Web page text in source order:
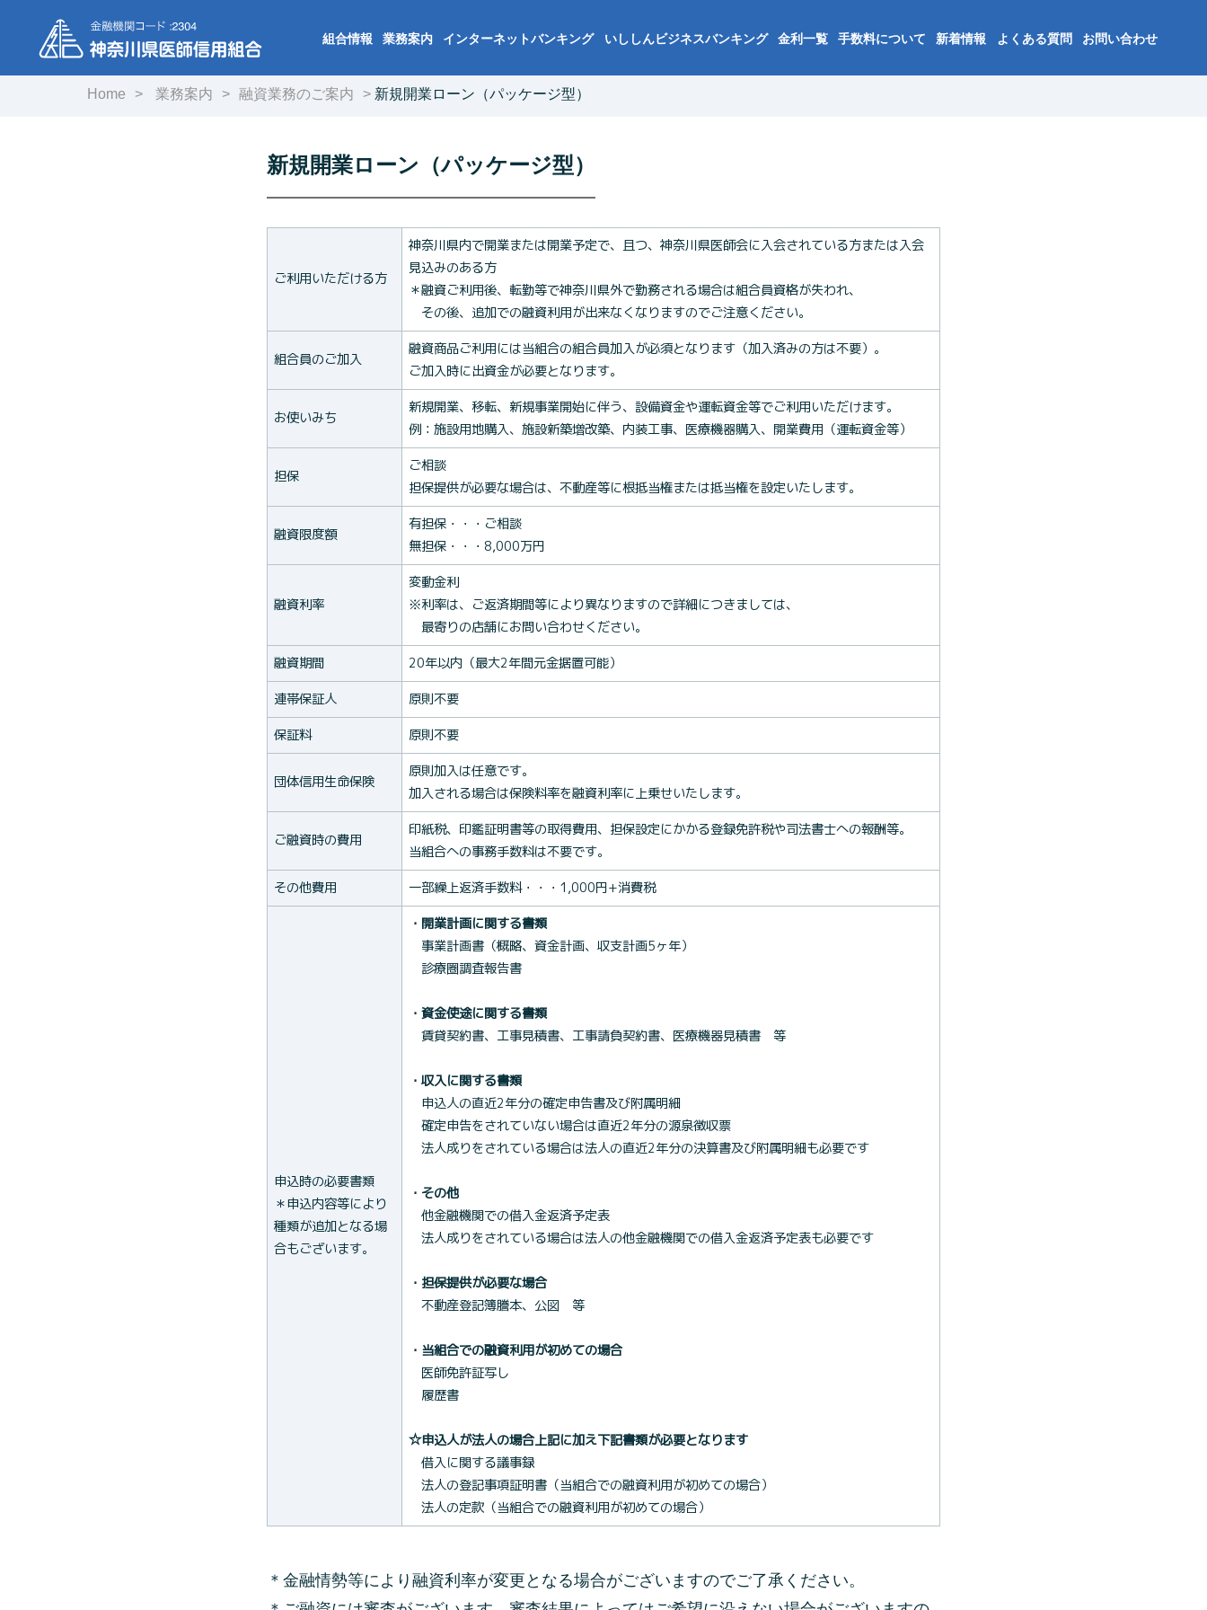
組合情報 業務案内 インターネットバンキング いししんビジネスバンキング 金利一覧 手数料について 新着情報 よくある質問 お問い合わせ
Home 業務案内 融資業務のご案内 新規開業ローン（パッケージ型）
新規開業ローン（パッケージ型）
ご利用いただける方
神奈川県内で開業または開業予定で、且つ、神奈川県医師会に入会されている方または入会
見込みのある方
＊融資ご利用後、転勤等で神奈川県外で勤務される場合は組合員資格が失われ、
その後、追加での融資利用が出来なくなりますのでご注意ください。
組合員のご加入
融資商品ご利用には当組合の組合員加入が必須となります（加入済みの方は不要）。
ご加入時に出資金が必要となります。
お使いみち
新規開業、移転、新規事業開始に伴う、設備資金や運転資金等でご利用いただけます。
例：施設用地購入、施設新築増改築、内装工事、医療機器購入、開業費用（運転資金等）
担保
ご相談
担保提供が必要な場合は、不動産等に根抵当権または抵当権を設定いたします。
融資限度額
有担保・・・ご相談
無担保・・・8,000万円
融資利率
変動金利
※利率は、ご返済期間等により異なりますので詳細につきましては、
最寄りの店舗にお問い合わせください。
融資期間
20年以内（最大2年間元金据置可能）
連帯保証人
原則不要
保証料
原則不要
団体信用生命保険
原則加入は任意です。
加入される場合は保険料率を融資利率に上乗せいたします。
ご融資時の費用
印紙税、印鑑証明書等の取得費用、担保設定にかかる登録免許税や司法書士への報酬等。
当組合への事務手数料は不要です。
その他費用
一部繰上返済手数料・・・1,000円+消費税
申込時の必要書類
＊申込内容等により
種類が追加となる場
合もございます。
・開業計画に関する書類
事業計画書（概略、資金計画、収支計画5ヶ年）
診療圏調査報告書
・資金使途に関する書類
賃貸契約書、工事見積書、工事請負契約書、医療機器見積書 等
・収入に関する書類
申込人の直近2年分の確定申告書及び附属明細
確定申告をされていない場合は直近2年分の源泉徴収票
法人成りをされている場合は法人の直近2年分の決算書及び附属明細も必要です
・その他
他金融機関での借入金返済予定表
法人成りをされている場合は法人の他金融機関での借入金返済予定表も必要です
・担保提供が必要な場合
不動産登記簿謄本、公図 等
・当組合での融資利用が初めての場合
医師免許証写し
履歴書
☆申込人が法人の場合上記に加え下記書類が必要となります
借入に関する議事録
法人の登記事項証明書（当組合での融資利用が初めての場合）
法人の定款（当組合での融資利用が初めての場合）
＊金融情勢等により融資利率が変更となる場合がございますのでご了承ください。